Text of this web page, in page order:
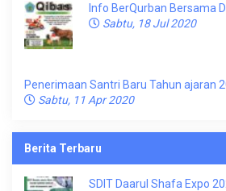
Info BerQurban Bersama
Sabtu, 18 Jul 2020
Penerimaan Santri Baru Tahun ajaran
Sabtu, 11 Apr 2020
Berita Terbaru
SDIT Daarul Shafa Expo